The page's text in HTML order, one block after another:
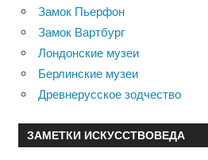
Замок Пьерфон
Замок Вартбург
Лондонские музеи
Берлинские музеи
Древнерусское зодчество
ЗАМЕТКИ ИСКУССТВОВЕДА